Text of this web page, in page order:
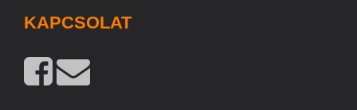
KAPCSOLAT